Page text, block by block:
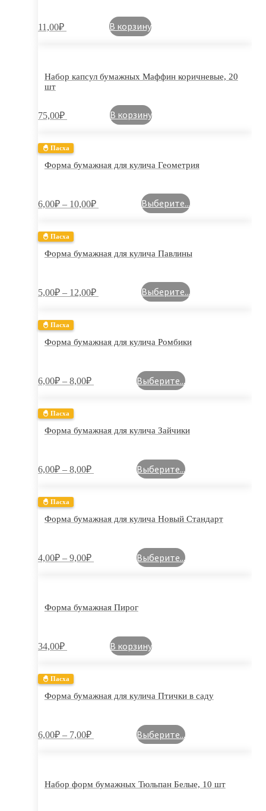
11,00₽ В корзину
Набор капсул бумажных Маффин коричневые, 20
шт
75,00₽ В корзину
🐣 Пасха
Форма бумажная для кулича Геометрия
6,00₽ – 10,00₽ Выберите...
🐣 Пасха
Форма бумажная для кулича Павлины
5,00₽ – 12,00₽ Выберите...
🐣 Пасха
Форма бумажная для кулича Ромбики
6,00₽ – 8,00₽ Выберите...
🐣 Пасха
Форма бумажная для кулича Зайчики
6,00₽ – 8,00₽ Выберите...
🐣 Пасха
Форма бумажная для кулича Новый Стандарт
4,00₽ – 9,00₽ Выберите...
Форма бумажная Пирог
34,00₽ В корзину
🐣 Пасха
Форма бумажная для кулича Птички в саду
6,00₽ – 7,00₽ Выберите...
Набор форм бумажных Тюльпан Белые, 10 шт